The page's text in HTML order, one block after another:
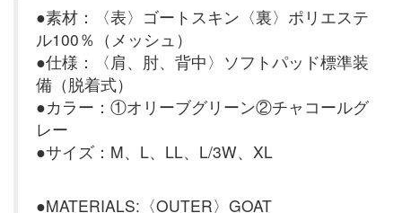
●素材：〈表〉ゴートスキン〈裏〉ポリエステ
ル100％（メッシュ）
●仕様：〈肩、肘、背中〉ソフトパッド標準装
備（脱着式）
●カラー：①オリーブグリーン②チャコールグ
レー
●サイズ：M、L、LL、L/3W、XL
●MATERIALS:〈OUTER〉GOAT